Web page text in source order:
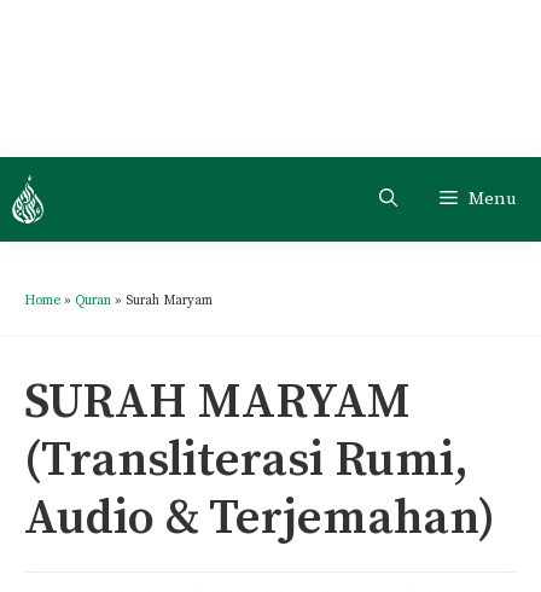
Menu
Home » Quran » Surah Maryam
SURAH MARYAM
(Transliterasi Rumi,
Audio & Terjemahan)